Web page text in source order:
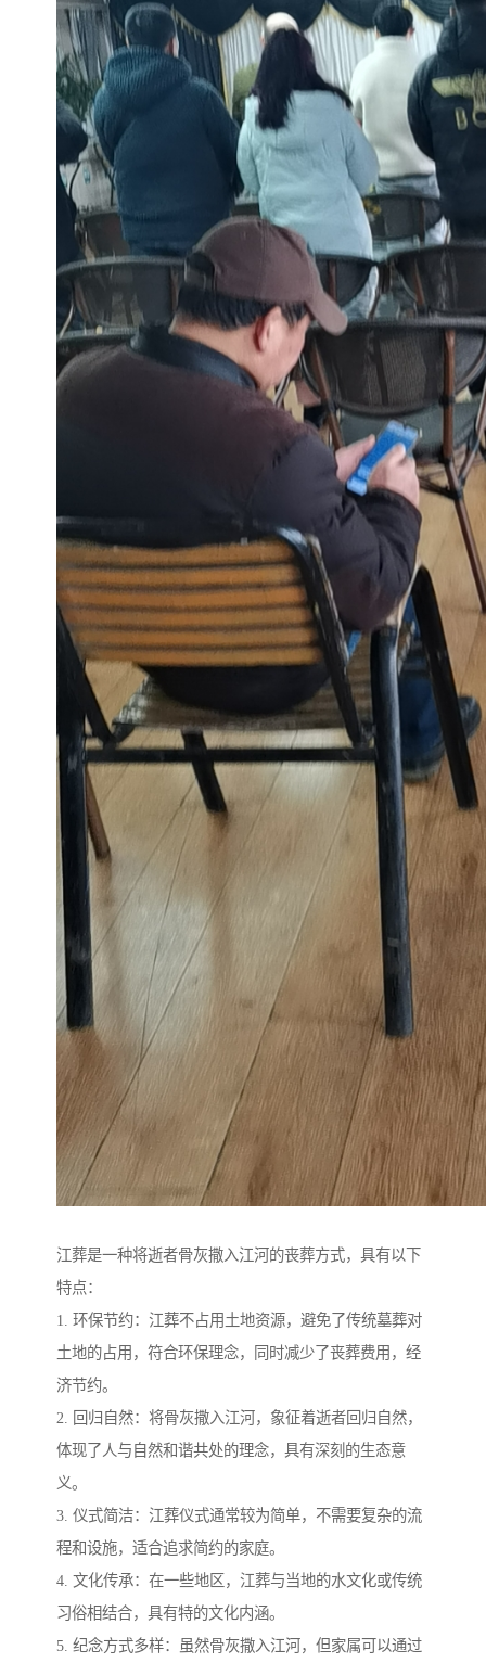
江葬是一种将逝者骨灰撒入江河的丧葬方式，具有以下
特点：
1. 环保节约：江葬不占用土地资源，避免了传统墓葬对
土地的占用，符合环保理念，同时减少了丧葬费用，经
济节约。
2. 回归自然：将骨灰撒入江河，象征着逝者回归自然，
体现了人与自然和谐共处的理念，具有深刻的生态意
义。
3. 仪式简洁：江葬仪式通常较为简单，不需要复杂的流
程和设施，适合追求简约的家庭。
4. 文化传承：在一些地区，江葬与当地的水文化或传统
习俗相结合，具有特的文化内涵。
5. 纪念方式多样：虽然骨灰撒入江河，但家属可以通过